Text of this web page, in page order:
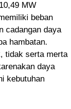
MW
beban
cadangan daya
hambatan.
tidak serta merta
daya
kebutuhan